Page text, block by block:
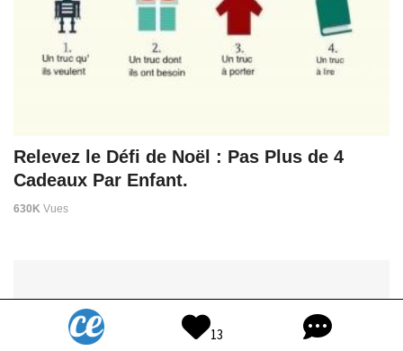
Relevez le Défi de Noël : Pas Plus de 4
Cadeaux Par Enfant.
630K Vues
13